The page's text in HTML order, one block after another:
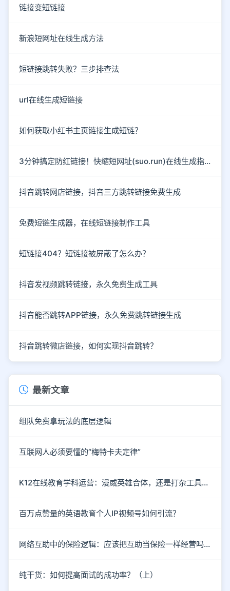
链接变短链接
新浪短网址在线生成方法
短链接跳转失败？三步排查法
url在线生成短链接
如何获取小红书主页链接生成短链？
3分钟搞定防红链接！快缩短网址(suo.run)在线生成指南
抖音跳转网店链接，抖音三方跳转链接免费生成
免费短链生成器，在线短链接制作工具
短链接404？短链接被屏蔽了怎么办？
抖音发视频跳转链接，永久免费生成工具
抖音能否跳转APP链接，永久免费跳转链接生成
抖音跳转微店链接，如何实现抖音跳转？
最新文章
组队免费拿玩法的底层逻辑
互联网人必须要懂的“梅特卡夫定律”
K12在线教育学科运营：漫威英雄合体，还是打杂工具人？
百万点赞量的英语教育个人IP视频号如何引流？
网络互助中的保险逻辑：应该把互助当保险一样经营吗？
纯干货：如何提高面试的成功率？（上）